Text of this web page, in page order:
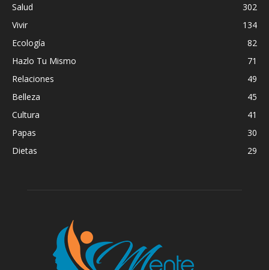
Salud
302
Vivir
134
Ecología
82
Hazlo Tu Mismo
71
Relaciones
49
Belleza
45
Cultura
41
Papas
30
Dietas
29